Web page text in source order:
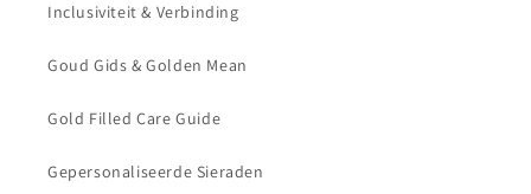
Inclusiviteit & Verbinding
Goud Gids & Golden Mean
Gold Filled Care Guide
Gepersonaliseerde Sieraden